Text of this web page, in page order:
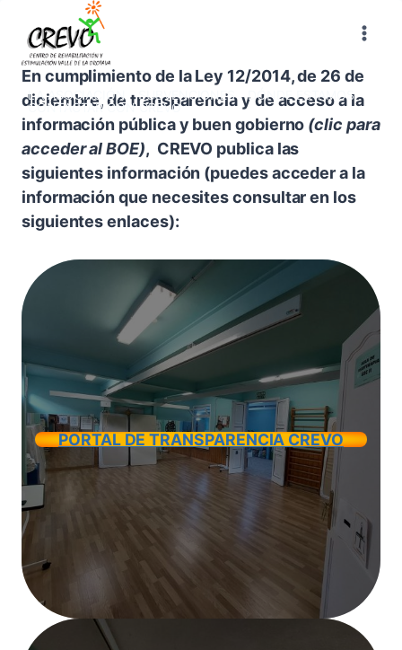
contenido
LA ASOCIACIÓN SUBVENCIONES
DÓNDE ESTAMOS
CONTACTAR CON CREVO
En cumplimiento de laLey 12/2014, de 26 de
diciembre, de transparencia y de acceso a la
información pública y buen gobierno (clic para
acceder al BOE), CREVO publica las
siguientes información (puedes acceder a la
información que necesites consultar en los
siguientes enlaces):
PORTAL DE TRANSPARENCIA CREVO